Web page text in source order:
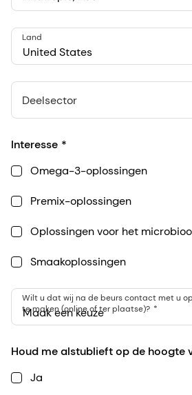
548 Market St Pmb 90375, San Francisco,
United States
Land
Deelsector
Interesse
Omega-3-oplossingen
Premix-oplossingen
Oplossingen voor het
Smaakoplossingen
Maak een keuze
Wilt u dat wij na de beurs contact met u
te maken (online of ter plaatse)?
Houd me alstublieft op de hoogte
Ja